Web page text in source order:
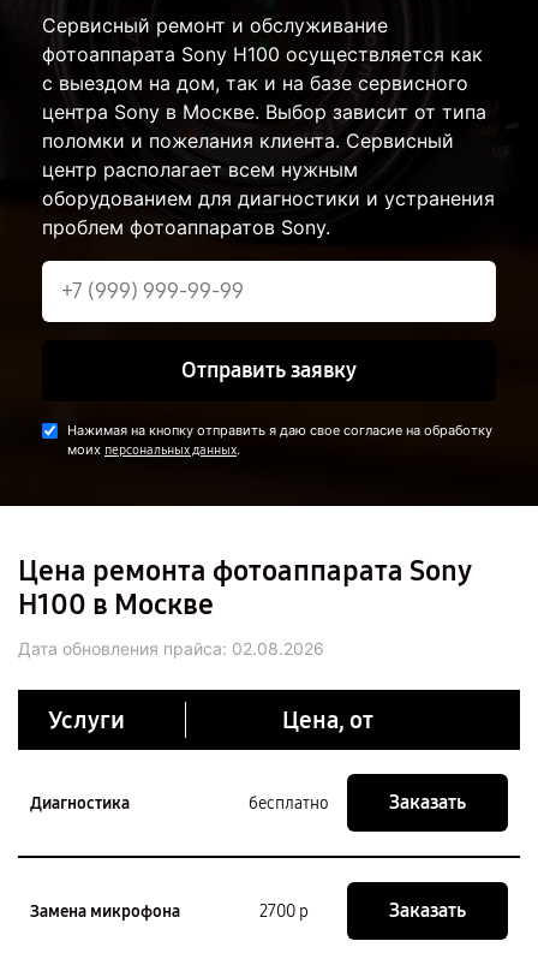
Сервисный ремонт и обслуживание
фотоаппарата Sony H100 осуществляется как
с выездом на дом, так и на базе сервисного
центра Sony в Москве. Выбор зависит от типа
поломки и пожелания клиента. Сервисный
центр располагает всем нужным
оборудованием для диагностики и устранения
проблем фотоаппаратов Sony.
Отправить заявку
Нажимая на кнопку отправить я даю свое согласие на обработку
моих персональных данных.
Цена ремонта фотоаппарата Sony
H100 в Москве
Дата обновления прайса: 02.08.2026
Услуги Цена, от
Диагностика бесплатно Заказать
Замена микрофона 2700 р Заказать